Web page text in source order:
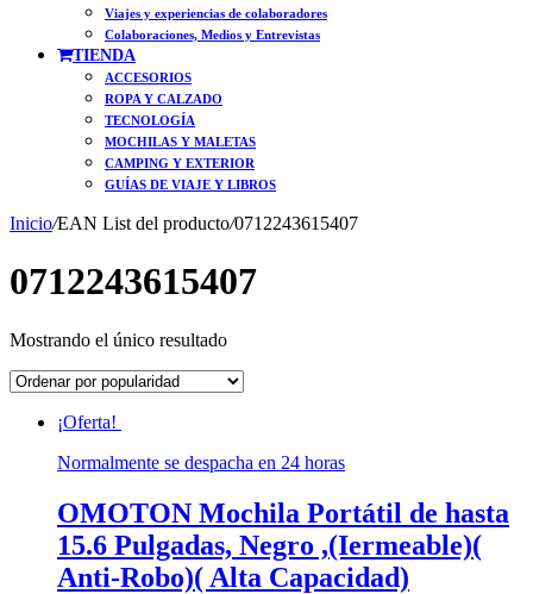
Viajes y experiencias de colaboradores
Colaboraciones, Medios y Entrevistas
TIENDA
ACCESORIOS
ROPA Y CALZADO
TECNOLOGÍA
MOCHILAS Y MALETAS
CAMPING Y EXTERIOR
GUÍAS DE VIAJE Y LIBROS
Inicio/EAN List del producto/0712243615407
0712243615407
Mostrando el único resultado
¡Oferta!
Normalmente se despacha en 24 horas
OMOTON Mochila Portátil de hasta
15.6 Pulgadas, Negro ,(Iermeable)(
Anti-Robo)( Alta Capacidad)